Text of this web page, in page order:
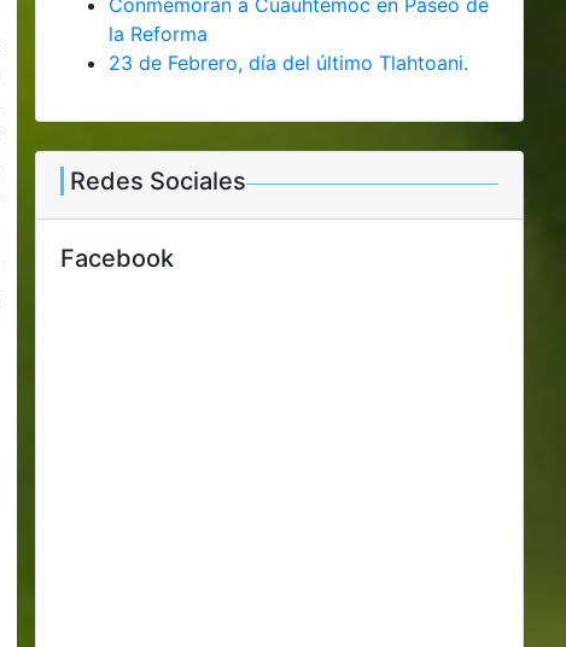
Conmemoran a Cuauhtemoc en Paseo de
la Reforma
23 de Febrero, día del último Tlahtoani.
Redes Sociales
Facebook